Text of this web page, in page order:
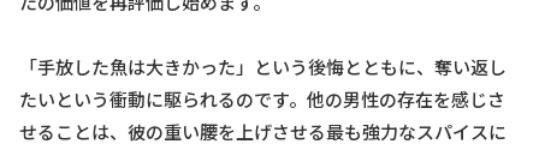
「手放した魚は大きかった」という後悔とともに、奪い返し
たいという衝動に駆られるのです。他の男性の存在を感じさ
せることは、彼の重い腰を上げさせる最も強力なスパイスに